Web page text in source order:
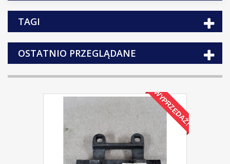
TAGI
OSTATNIO PRZEGLĄDANE
WYPRZEDAŻ!